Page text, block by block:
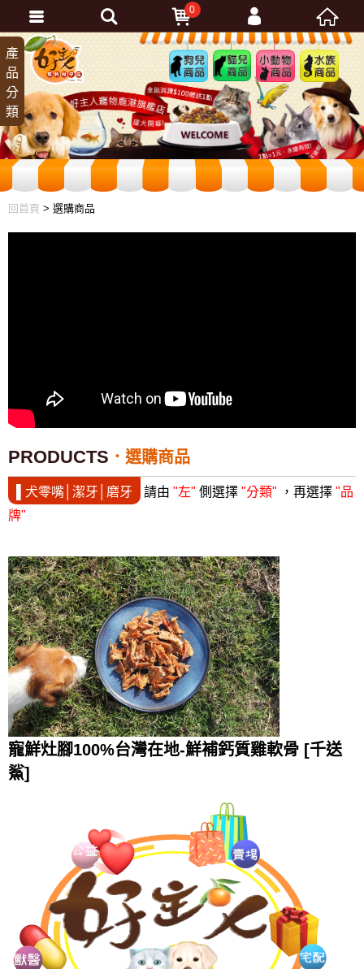
狗兒
商品
貓兒
商品
小動
物商
品
水族
商品
回首頁 > 選購商品
產
品
分
類
PRODUCTS 選購商品
▌犬零嘴│潔牙│磨牙 請由 "左" 側選擇 "分類" ，再選擇 "品
牌"
寵鮮灶腳100%台灣在地-鮮補鈣質雞軟骨 [千送
鯊]
0
會員登入
忘記密碼
加入會員
訂單查詢